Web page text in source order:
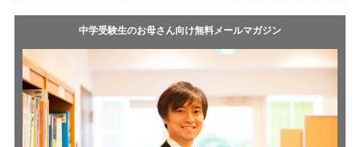
中学受験生のお母さん向け無料メールマガジン